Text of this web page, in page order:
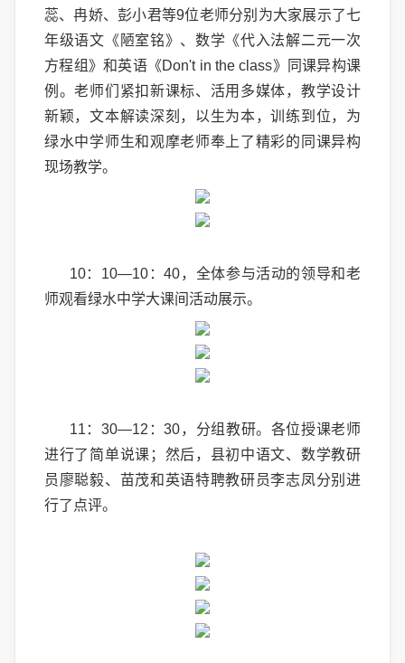
蕊、冉娇、彭小君等9位老师分别为大家展示了七
年级语文《陋室铭》、数学《代入法解二元一次
方程组》和英语《Don't in the class》同课异构课
例。老师们紧扣新课标、活用多媒体，教学设计
新颖，文本解读深刻，以生为本，训练到位，为
绿水中学师生和观摩老师奉上了精彩的同课异构
现场教学。
10：10—10：40，全体参与活动的领导和老
师观看绿水中学大课间活动展示。
11：30—12：30，分组教研。各位授课老师
进行了简单说课；然后，县初中语文、数学教研
员廖聪毅、苗茂和英语特聘教研员李志凤分别进
行了点评。